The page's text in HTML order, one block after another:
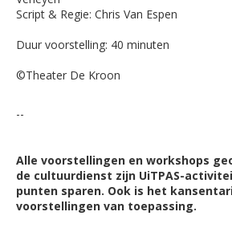
Script & Regie: Chris Van Espen
Duur voorstelling: 40 minuten
©Theater De Kroon
--
Alle voorstellingen en workshops
de cultuurdienst zijn UiTPAS-
punten sparen. Ook is het
voorstellingen van toepassing.